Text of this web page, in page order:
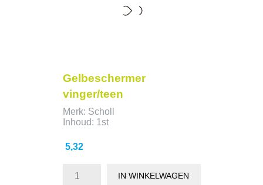
Gelbeschermer
vinger/teen
Merk: Scholl
Inhoud: 1st
Prijs
5,32
IN WINKELWAGEN